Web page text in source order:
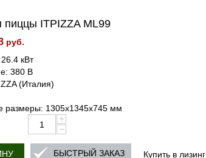
пиццы ITPIZZA ML99
руб.
кВт
380 В
(Италия)
размеры: 1305х1345х745 мм
+
−
Купить в лизинг
БЫСТРЫЙ ЗАКАЗ